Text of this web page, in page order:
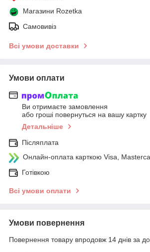
Магазини Rozetka
Самовивіз
Всі умови доставки
Умови оплати
Ви отримаєте замовлення
або гроші повернуться на вашу картку
Детальніше
Післяплата
Онлайн-оплата карткою Visa,
Готівкою
Всі умови оплати
Умови повернення
Повернення товару впродовж 14 днів за